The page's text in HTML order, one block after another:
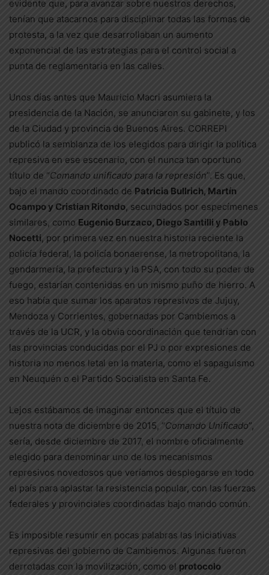
evidente que, para avanzar sobre nuestros derechos,
tenían que atacarnos para disciplinar todas las formas de
protesta, a la vez que desarrollaban un aumento
exponencial de las estrategias para el control social a
punta de reglamentaria en las calles.
Unos días antes que Mauricio Macri asumiera la
presidencia de la Nación, se anunciaron su gabinete, y los
de la Ciudad y provincia de Buenos Aires. CORREPI
publicó la semblanza de los elegidos para dirigir la política
represiva en ese escenario, con el nunca tan oportuno
título de “Comando unificado para la represión”. Es que,
bajo el mando coordinado de Patricia Bullrich, Martín
Ocampo y Cristian Ritondo, secundados por especímenes
similares, como Eugenio Burzaco, Diego Santilli y Pablo
Nocetti, por primera vez en nuestra historia reciente la
policía federal, la policía bonaerense, la metropolitana, la
gendarmería, la prefectura y la PSA, con todo su poder de
fuego, estarían contenidas en un mismo puño de hierro. A
eso había que sumar los aparatos represivos de Jujuy,
Mendoza y Corrientes, gobernadas por Cambiemos a
través de la UCR, y la obvia coordinación que tendrían con
las provincias conducidas por el PJ o por expresiones de
historia no menos letal en la materia, como el sapaguismo
en Neuquén o el Partido Socialista en Santa Fe.
Lejos estábamos de imaginar entonces que el título de
nuestra nota de diciembre de 2015, “Comando Unificado”,
sería, desde diciembre de 2017, el nombre oficialmente
elegido para denominar uno de los mecanismos
represivos novedosos que veríamos desplegarse en todo
el país para aplastar la resistencia popular, con las fuerzas
federales y provinciales coordinadas bajo mando común.
Es imposible resumir en pocas palabras las iniciativas
represivas del gobierno de Cambiemos. Algunas fueron
derrotadas con la movilización, como el protocolo